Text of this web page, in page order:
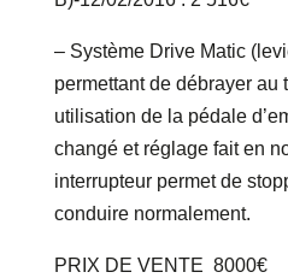
– Système Drive Matic
permettant de débrayer au
utilisation de la pédale
changé et réglage fait en
interrupteur permet de
conduire normalement.
PRIX DE VENTE 8000€